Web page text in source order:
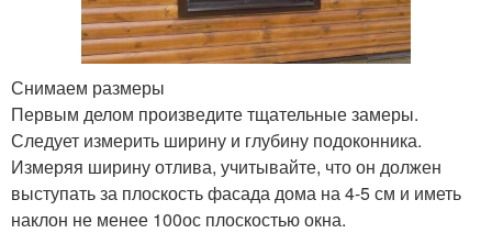
Снимаем размеры
Первым делом произведите тщательные замеры.
Следует измерить ширину и глубину подоконника.
Измеряя ширину отлива, учитывайте, что он должен
выступать за плоскость фасада дома на 4-5 см и иметь
наклон не менее 100ос плоскостью окна.